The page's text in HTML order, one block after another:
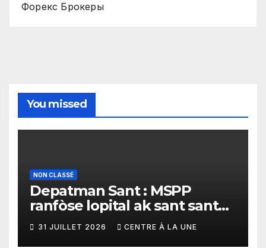
Форекс Брокеры
You missed
NON CLASSÉ
Depatman Sant : MSPP
ranfòse lopital ak sant sante
yo ak yon enpòtan kagezon
materyèl medikal
31 JUILLET 2026 CENTRE À LA UNE